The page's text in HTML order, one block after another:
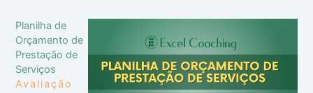
Planilha de
Orçamento de
Prestação de
Serviços
Avaliação